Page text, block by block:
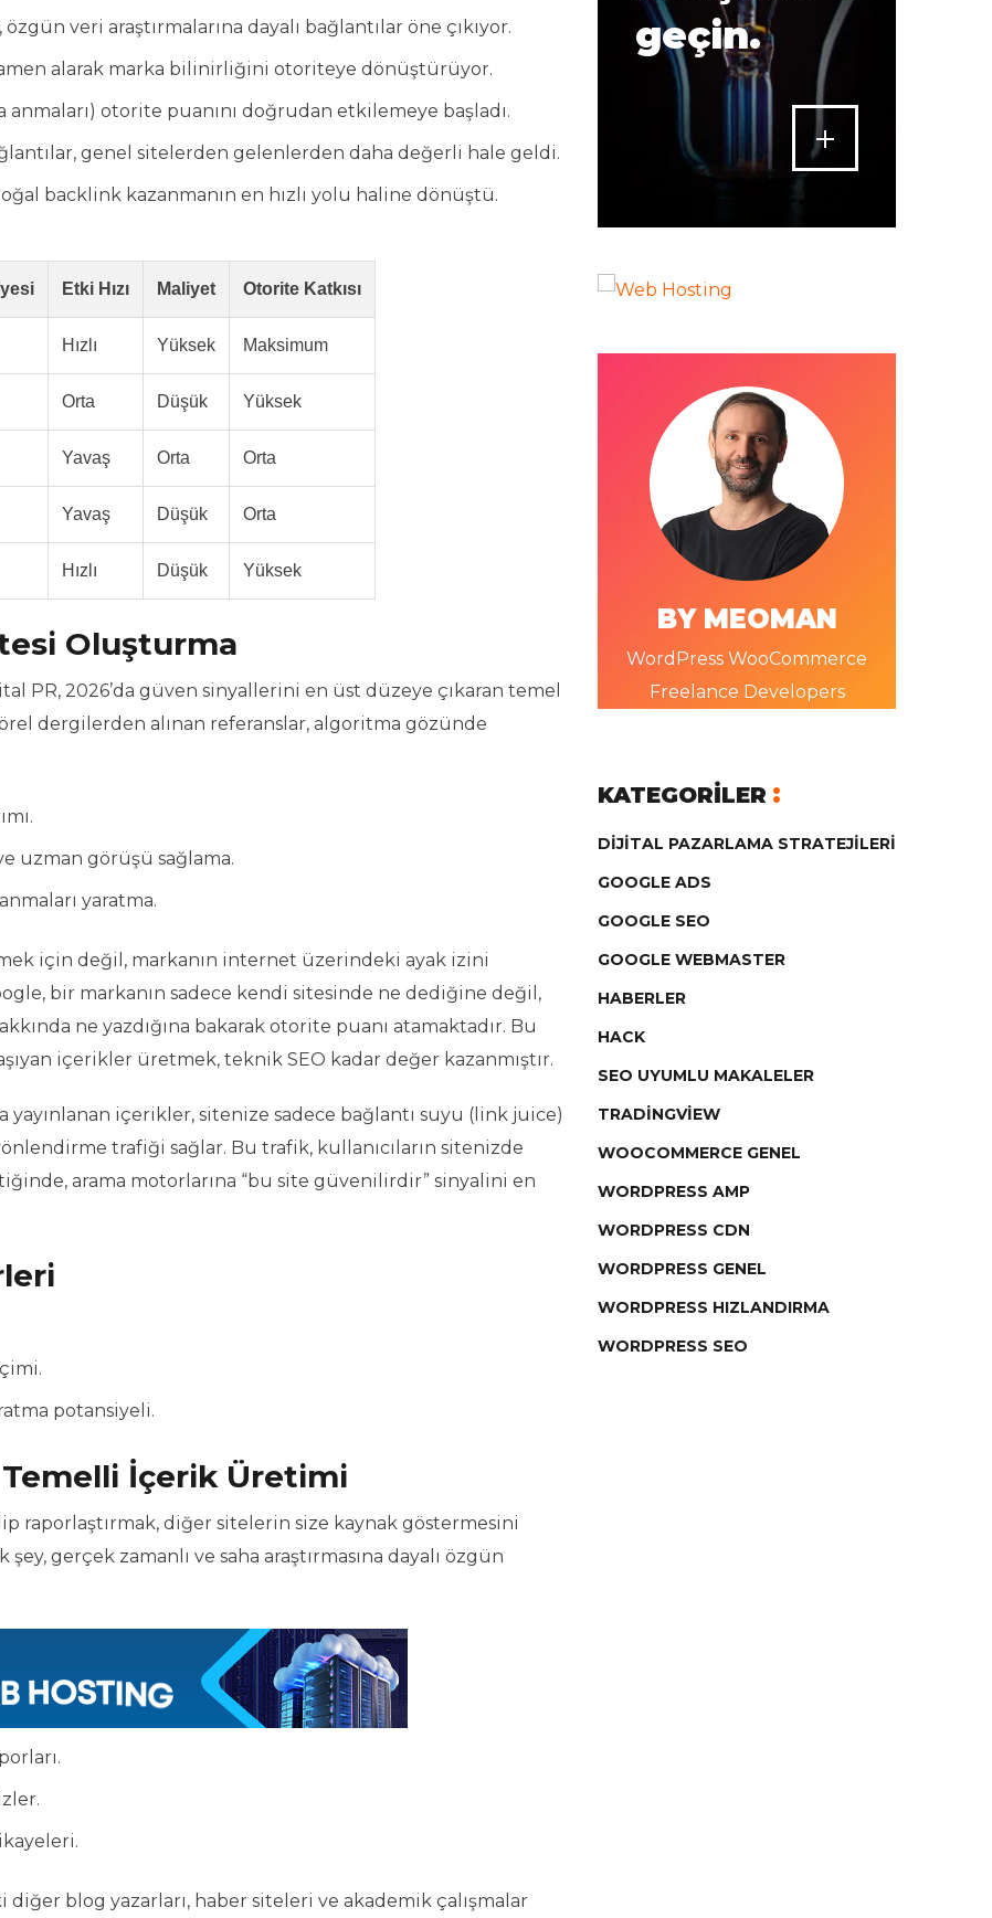
veri araştırmalarına dayalı bağlantılar öne çıkıyor.
alarak marka bilinirliğini otoriteye dönüştürüyor.
otorite puanını doğrudan etkilemeye başladı.
genel sitelerden gelenlerden daha değerli hale geldi.
backlink kazanmanın en hızlı yolu haline dönüştü.
Etki Hızı Maliyet Otorite Katkısı
Hızlı Yüksek Maksimum
Orta Düşük Yüksek
Yavaş Orta Orta
Yavaş Düşük Orta
Hızlı Düşük Yüksek
Oluşturma
PR, 2026’da güven sinyallerini en üst düzeye çıkaran temel
dergilerden alınan referanslar, algoritma gözünde
uzman görüşü sağlama.
yaratma.
için değil, markanın internet üzerindeki ayak izini
bir markanın sadece kendi sitesinde ne dediğine değil,
ne yazdığına bakarak otorite puanı atamaktadır. Bu
içerikler üretmek, teknik SEO kadar değer kazanmıştır.
içerikler, sitenize sadece bağlantı suyu (link juice)
trafiği sağlar. Bu trafik, kullanıcıların sitenizde
arama motorlarına “bu site güvenilirdir” sinyalini en
potansiyeli.
Temelli İçerik Üretimi
raporlaştırmak, diğer sitelerin size kaynak göstermesini
şey, gerçek zamanlı ve saha araştırmasına dayalı özgün
diğer blog yazarları, haber siteleri ve akademik çalışmalar
geçin.
BY MEOMAN
WordPress WooCommerce
Freelance Developers
KATEGORILER
DIJITAL PAZARLAMA STRATEJILERI
GOOGLE ADS
GOOGLE SEO
GOOGLE WEBMASTER
HABERLER
HACK
SEO UYUMLU MAKALELER
TRADINGVIEW
WOOCOMMERCE GENEL
WORDPRESS AMP
WORDPRESS CDN
WORDPRESS GENEL
WORDPRESS HIZLANDIRMA
WORDPRESS SEO